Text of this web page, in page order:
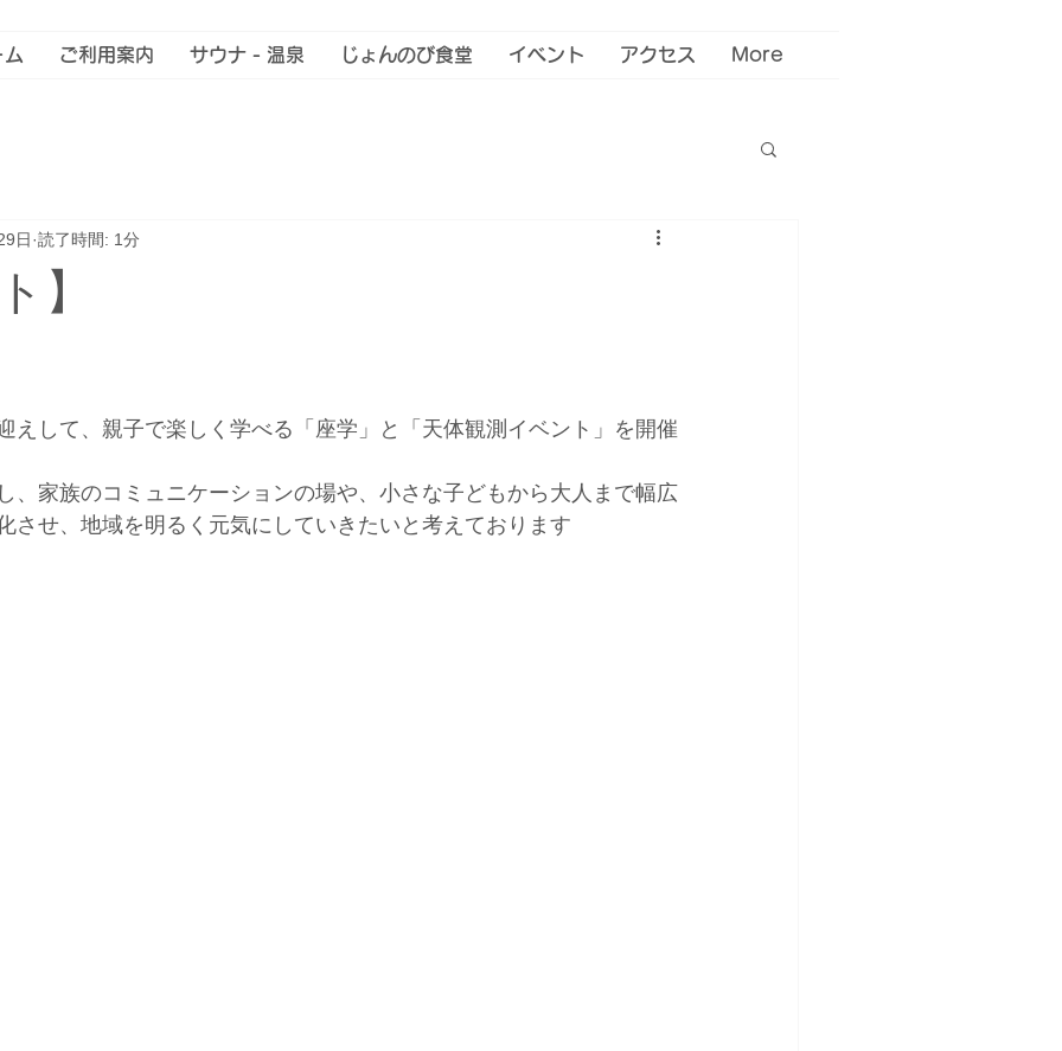
ム ご利用案内 サウナ - 温泉 じょんのび食堂 イベント アクセス More
】
日 読了時間: 1分
えして、親子で楽しく学べる「座学」と「天体観測イベント」を開催
、家族のコミュニケーションの場や、小さな子どもから大人まで幅広
させ、地域を明るく元気にしていきたいと考えております